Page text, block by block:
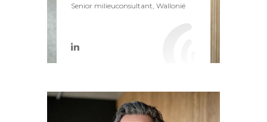
Senior milieuconsultant, Wallonië